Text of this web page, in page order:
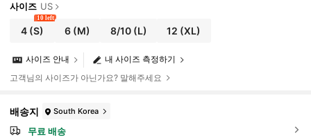
사이즈 US
4 (S)
10 left
6 (M) 8/10(L) 12 (XL)
내 사이즈 측정하기
사이즈 안내
고객님의 사이즈가 아닌가요? 말해주세요
배송지 South Korea
무료 배송